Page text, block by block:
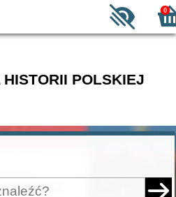
0
POLSKIEJ